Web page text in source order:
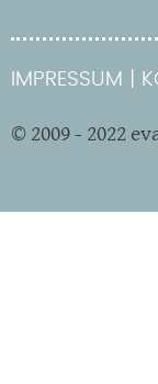
IMPRESSUM
© 2009 - 2022